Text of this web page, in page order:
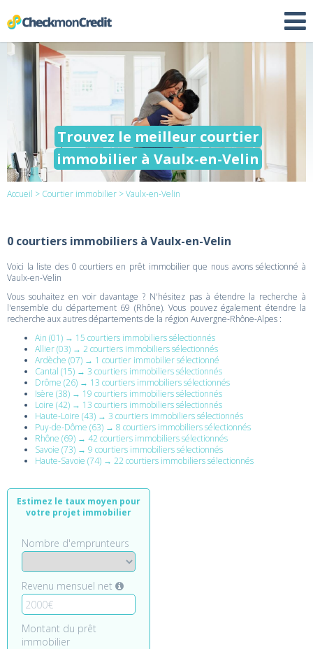
Trouvez le meilleur courtier
immobilier à Vaulx-en-Velin
Accueil > Courtier immobilier > Vaulx-en-Velin
0 courtiers immobiliers à Vaulx-en-Velin
Voici la liste des 0 courtiers en prêt immobilier que nous avons sélectionné à
Vaulx-en-Velin
Vous souhaitez en voir davantage ? N'hésitez pas à étendre la recherche à
l'ensemble du département 69 (Rhône). Vous pouvez également étendre la
recherche aux autres départements de la région Auvergne-Rhône-Alpes :
Ain (01) → 15 courtiers immobiliers sélectionnés
Allier (03) → 2 courtiers immobiliers sélectionnés
Ardèche (07) → 1 courtier immobilier sélectionné
Cantal (15) → 3 courtiers immobiliers sélectionnés
Drôme (26) → 13 courtiers immobiliers sélectionnés
Isère (38) → 19 courtiers immobiliers sélectionnés
Loire (42) → 13 courtiers immobiliers sélectionnés
Haute-Loire (43) → 3 courtiers immobiliers sélectionnés
Puy-de-Dôme (63) → 8 courtiers immobiliers sélectionnés
Rhône (69) → 42 courtiers immobiliers sélectionnés
Savoie (73) → 9 courtiers immobiliers sélectionnés
Haute-Savoie (74) → 22 courtiers immobiliers sélectionnés
Estimez le taux moyen pour
votre projet immobilier
Nombre d'emprunteurs
Revenu mensuel net
Montant du prêt
immobilier